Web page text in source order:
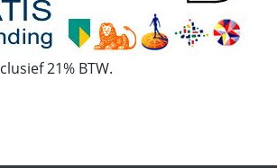
21% BTW.